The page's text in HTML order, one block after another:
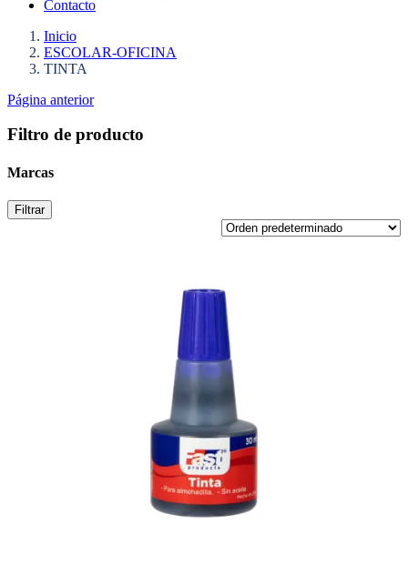
Contacto
Inicio
ESCOLAR-OFICINA
TINTA
Página anterior
Filtro de producto
Marcas
Filtrar